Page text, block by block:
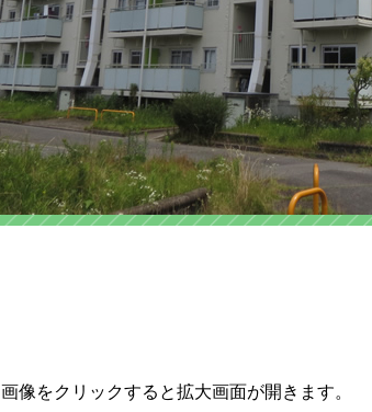
画像をクリックすると拡大画面が開きます。